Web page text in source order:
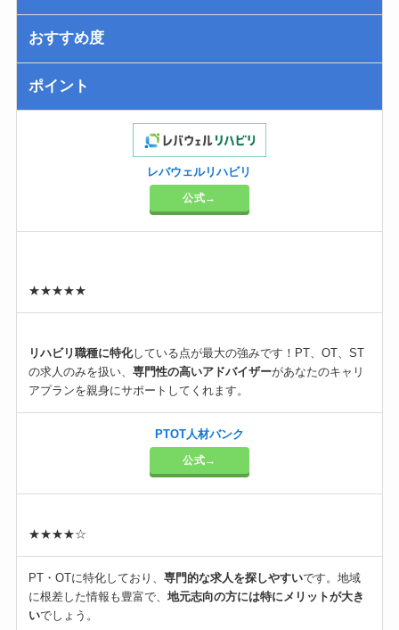
おすすめ度
ポイント
レバウェルリハビリ
公式→
★★★★★
リハビリ職種に特化している点が最大の強みです！PT、OT、ST
の求人のみを扱い、専門性の高いアドバイザーがあなたのキャリ
アプランを親身にサポートしてくれます。
PTOT人材バンク
公式→
★★★★☆
PT・OTに特化しており、専門的な求人を探しやすいです。地域
に根差した情報も豊富で、地元志向の方には特にメリットが大き
いでしょう。